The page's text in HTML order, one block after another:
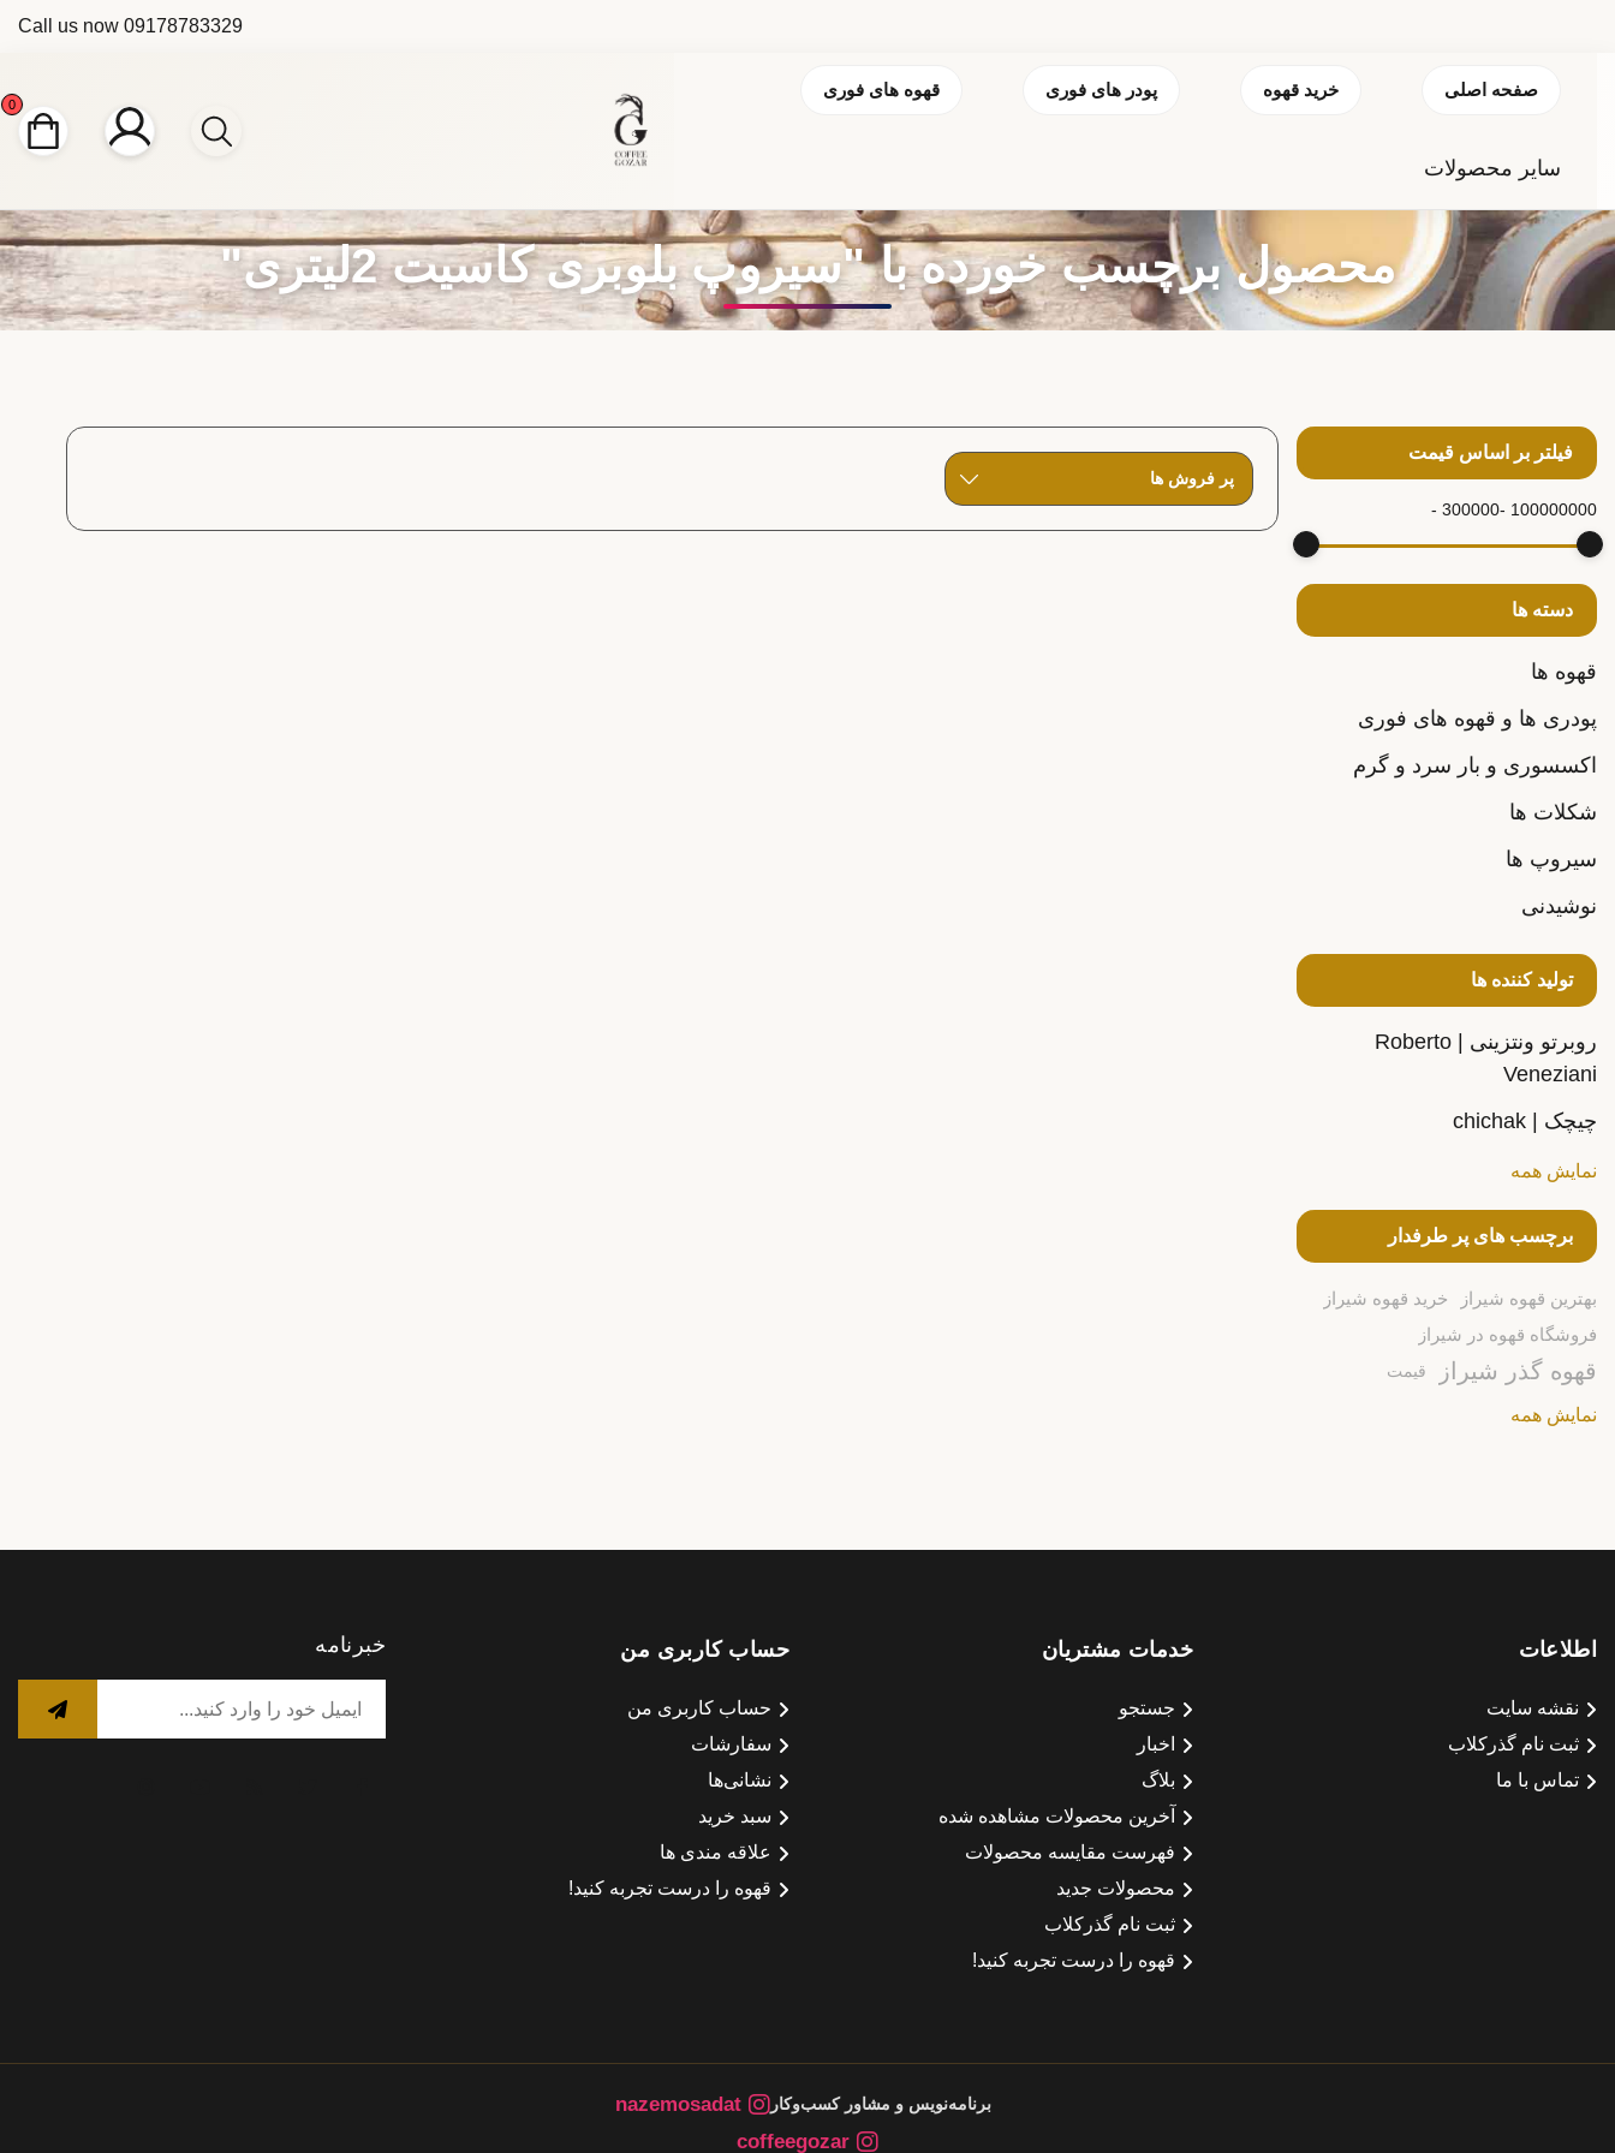
Call us now 09178783329
صفحه اصلی خرید قهوه پودر های فوری قهوه های فوری
سایر محصولات
0
محصول برچسب خورده با "سیروپ بلوبری کاسیت 2لیتری"
فیلتر بر اساس قیمت
300000 - 100000000 -
دسته ها
قهوه ها
پودری ها و قهوه های فوری
اکسسوری و بار سرد و گرم
شکلات ها
سیروپ ها
نوشیدنی
تولید کننده ها
روبرتو ونتزینی | Roberto
Veneziani
چیچک | chichak
نمایش همه
برچسب های پر طرفدار
بهترین قهوه شیراز
خرید قهوه شیراز
فروشگاه قهوه در شیراز
قهوه گذر شیراز قیمت
نمایش همه
اطلاعات
نقشه سایت
ثبت نام گذرکلاب
تماس با ما
خدمات مشتریان
جستجو
اخبار
بلاگ
آخرین محصولات مشاهده شده
فهرست مقایسه محصولات
محصولات جدید
ثبت نام گذرکلاب
قهوه را درست تجربه کنید!
حساب کاربری من
حساب کاربری من
سفارشات
نشانی‌ها
سبد خرید
علاقه مندی ها
قهوه را درست تجربه کنید!
خبرنامه
برنامه‌نویس و مشاور کسب‌وکار
nazemosadat
coffeegozar